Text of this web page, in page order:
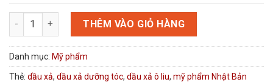
Mỹ phẩm Nhật Bản dầu xả ô liu Natural Mind Hair Rinse số
THÊM VÀO GIỎ HÀNG
Danh mục: Mỹ phẩm
Thẻ: dầu xả, dầu xả dưỡng tóc, dầu xả ô liu, mỹ phẩm Nhật Bản